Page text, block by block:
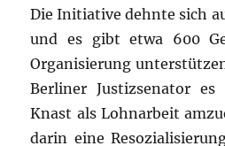
Die Initiative dehnte sich
und es gibt etwa 600
Organisierung
Berliner Justizsenator
Knast als Lohnarbeit
darin eine